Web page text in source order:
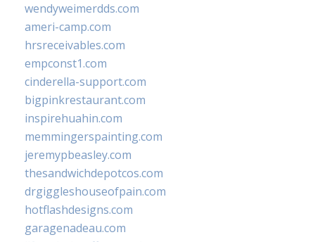
wendyweimerdds.com
ameri-camp.com
hrsreceivables.com
empconst1.com
cinderella-support.com
bigpinkrestaurant.com
inspirehuahin.com
memmingerspainting.com
jeremypbeasley.com
thesandwichdepotcos.com
drgiggleshouseofpain.com
hotflashdesigns.com
garagenadeau.com